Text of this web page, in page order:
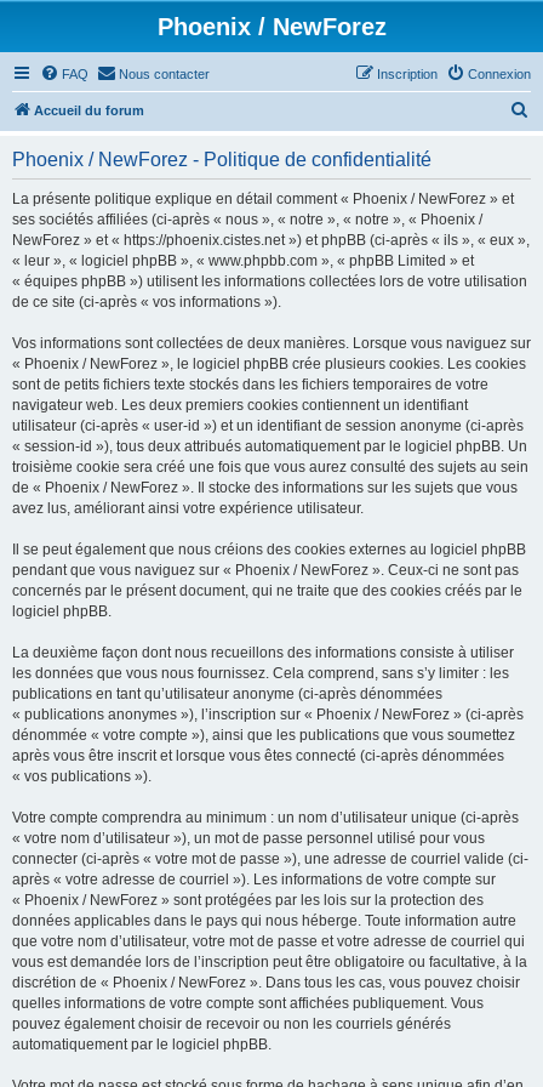
Phoenix / NewForez
FAQ Nous contacter Connexion
Inscription
Accueil du forum
e
Phoenix / NewForez - Politique de confidentialité
La présente politique explique en détail comment « Phoenix / NewForez » et
ses sociétés affiliées (ci-après « nous », « notre », « notre », « Phoenix /
NewForez » et « https://phoenix.cistes.net ») et phpBB (ci-après « ils », « eux »,
« leur », « logiciel phpBB », « www.phpbb.com », « phpBB Limited » et
« équipes phpBB ») utilisent les informations collectées lors de votre utilisation
de ce site (ci-après « vos informations »).
Vos informations sont collectées de deux manières. Lorsque vous naviguez sur
« Phoenix / NewForez », le logiciel phpBB crée plusieurs cookies. Les cookies
sont de petits fichiers texte stockés dans les fichiers temporaires de votre
navigateur web. Les deux premiers cookies contiennent un identifiant
utilisateur (ci-après « user-id ») et un identifiant de session anonyme (ci-après
« session-id »), tous deux attribués automatiquement par le logiciel phpBB. Un
troisième cookie sera créé une fois que vous aurez consulté des sujets au sein
de « Phoenix / NewForez ». Il stocke des informations sur les sujets que vous
avez lus, améliorant ainsi votre expérience utilisateur.
Il se peut également que nous créions des cookies externes au logiciel phpBB
pendant que vous naviguez sur « Phoenix / NewForez ». Ceux-ci ne sont pas
concernés par le présent document, qui ne traite que des cookies créés par le
logiciel phpBB.
La deuxième façon dont nous recueillons des informations consiste à utiliser
les données que vous nous fournissez. Cela comprend, sans s’y limiter : les
publications en tant qu’utilisateur anonyme (ci-après dénommées
« publications anonymes »), l’inscription sur « Phoenix / NewForez » (ci-après
dénommée « votre compte »), ainsi que les publications que vous soumettez
après vous être inscrit et lorsque vous êtes connecté (ci-après dénommées
« vos publications »).
Votre compte comprendra au minimum : un nom d’utilisateur unique (ci-après
« votre nom d’utilisateur »), un mot de passe personnel utilisé pour vous
connecter (ci-après « votre mot de passe »), une adresse de courriel valide (ci-
après « votre adresse de courriel »). Les informations de votre compte sur
« Phoenix / NewForez » sont protégées par les lois sur la protection des
données applicables dans le pays qui nous héberge. Toute information autre
que votre nom d’utilisateur, votre mot de passe et votre adresse de courriel qui
vous est demandée lors de l’inscription peut être obligatoire ou facultative, à la
discrétion de « Phoenix / NewForez ». Dans tous les cas, vous pouvez choisir
quelles informations de votre compte sont affichées publiquement. Vous
pouvez également choisir de recevoir ou non les courriels générés
automatiquement par le logiciel phpBB.